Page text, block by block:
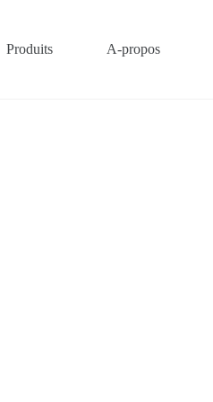
Produits A-propos